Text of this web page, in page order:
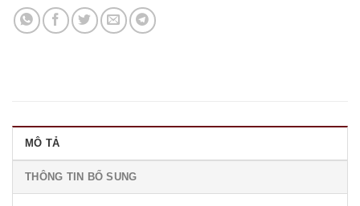
MÔ TẢ
THÔNG TIN BỔ SUNG